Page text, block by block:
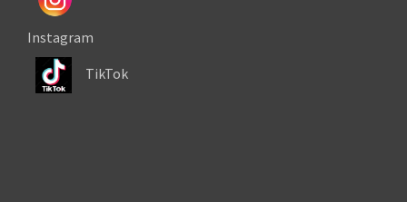
Instagram
TikTok